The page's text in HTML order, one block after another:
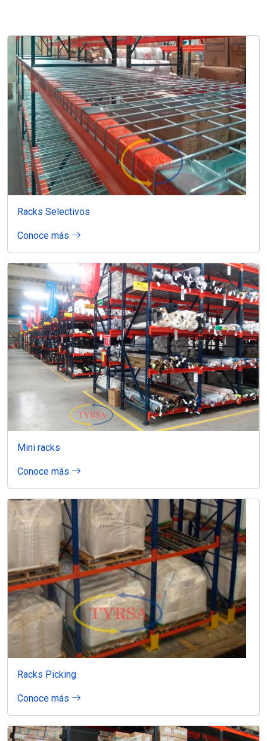
Racks Selectivos
Conoce más
Mini racks
Conoce más
Racks Picking
Conoce más